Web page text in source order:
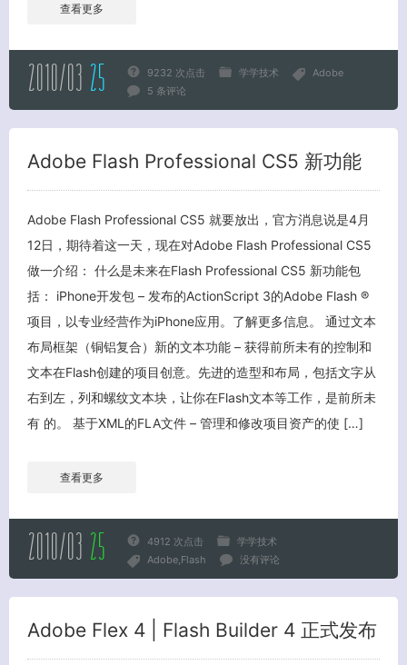
查看更多
2010/03 25 9232 次点击 学学技术
Adobe
5 条评论
Adobe Flash Professional CS5 新功能
Adobe Flash Professional CS5 就要放出，官方消息说是4月
12日，期待着这一天，现在对Adobe Flash Professional CS5
做一介绍： 什么是未来在Flash Professional CS5 新功能包
括： iPhone开发包 – 发布的ActionScript 3的Adobe Flash ®
项目，以专业经营作为iPhone应用。了解更多信息。 通过文本
布局框架（铜铝复合）新的文本功能 – 获得前所未有的控制和
文本在Flash创建的项目创意。先进的造型和布局，包括文字从
右到左，列和螺纹文本块，让你在Flash文本等工作，是前所未
有 的。 基于XML的FLA文件 – 管理和修改项目资产的使 […]
查看更多
2010/03 25 4912 次点击
学学技术
Adobe Flash 没有评论
Adobe Flex 4 | Flash Builder 4 正式发布